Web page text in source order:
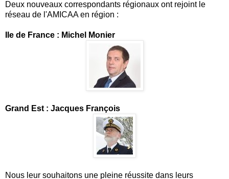
Deux nouveaux correspondants régionaux ont rejoint le
réseau de l'AMICAA en région :
Ile de France : Michel Monier
Grand Est : Jacques François
Nous leur souhaitons une pleine réussite dans leurs